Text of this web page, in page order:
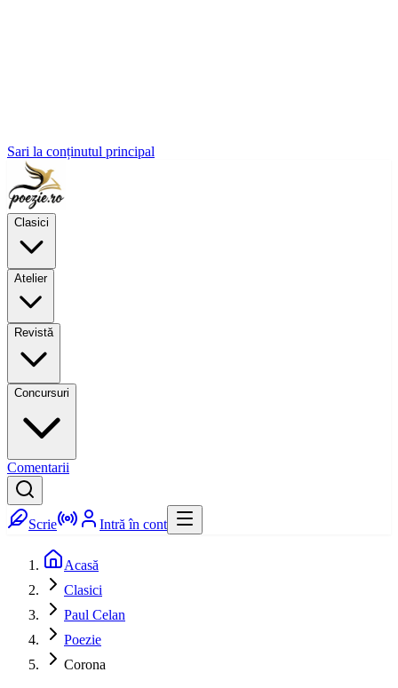
Sari la conținutul principal
Clasici
Atelier
Revistă
Concursuri
Comentarii
Scrie Intră în cont
Acasă
Clasici
Paul Celan
Poezie
Corona